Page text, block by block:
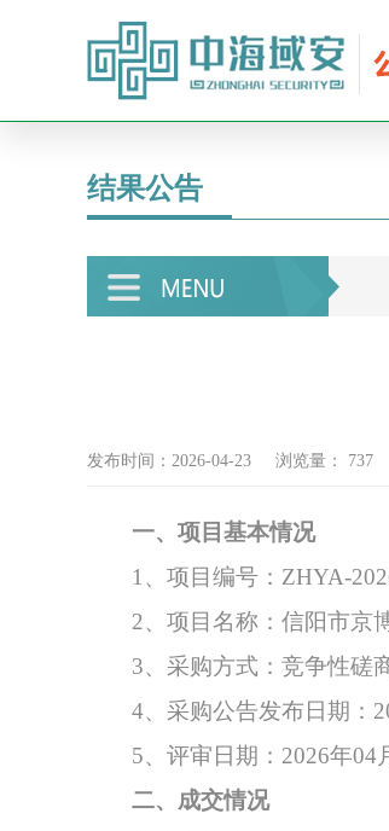
结果公告
发布时间：2026-04-23 浏览量： 737
一、项目基本情况
1、 项目 编号： ZHYA-20
2、项目名称： 信阳市京
3、采购方式： 竞争性磋
4、采购公告发布日期：
5、评审日期：2026年04
二、 成交情况